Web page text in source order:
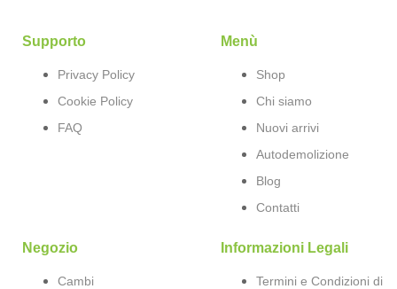
Supporto
Privacy Policy
Cookie Policy
FAQ
Menù
Shop
Chi siamo
Nuovi arrivi
Autodemolizione
Blog
Contatti
Negozio
Cambi
Informazioni Legali
Termini e Condizioni di